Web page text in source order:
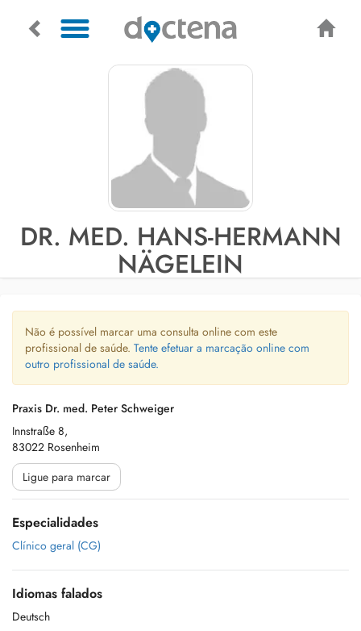
DR. MED. HANS-HERMANN
NÄGELEIN
Não é possível marcar uma consulta online com este
profissional de saúde. Tente efetuar a marcação online com
outro profissional de saúde.
Praxis Dr. med. Peter Schweiger
Innstraße 8,
83022 Rosenheim
Ligue para marcar
Especialidades
Clínico geral (CG)
Idiomas falados
Deutsch